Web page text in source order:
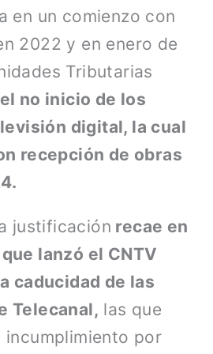
en un comienzo con
2022 y en enero de
Tributarias
no inicio de los
digital, la cual
recepción de obras
justificación recae en
lanzó el CNTV
caducidad de las
Telecanal, las que
incumplimiento por